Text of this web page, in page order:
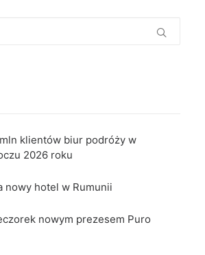
klientów biur podróży w
2026 roku
nowy hotel w Rumunii
nowym prezesem Puro